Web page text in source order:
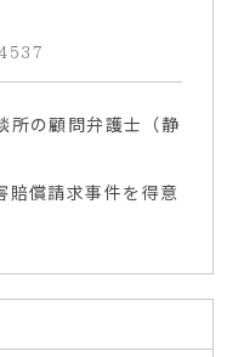
所の顧問弁護士（静
賠償請求事件を得意